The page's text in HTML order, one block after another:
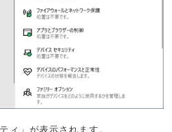
ィ」が表示されます。